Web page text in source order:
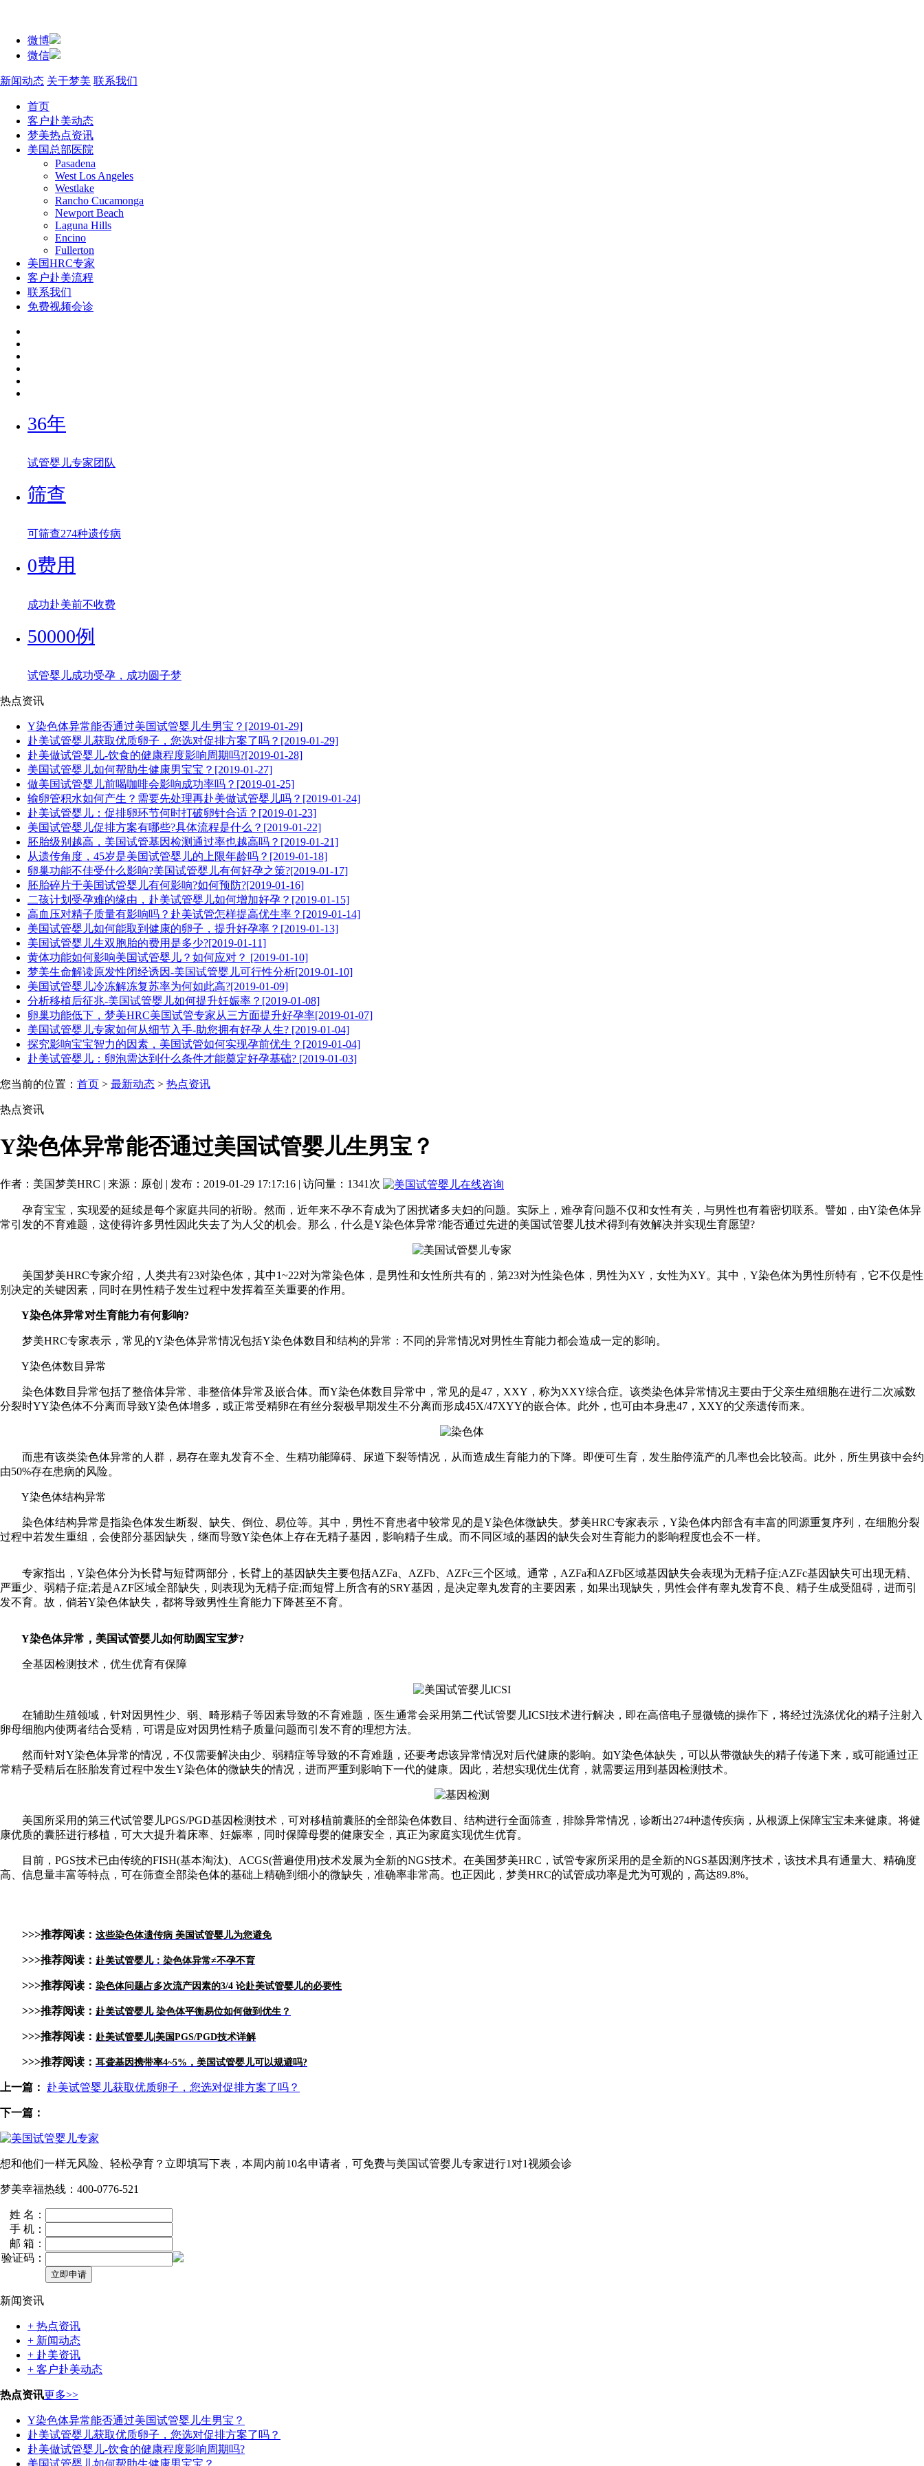
微博
微信
新闻动态 关于梦美 联系我们
首页
客户赴美动态
梦美热点资讯
美国总部医院
Pasadena
West Los Angeles
Westlake
Rancho Cucamonga
Newport Beach
Laguna Hills
Encino
Fullerton
美国HRC专家
客户赴美流程
联系我们
免费视频会诊
36年
试管婴儿专家团队
筛查
可筛查274种遗传病
0费用
成功赴美前不收费
50000例
试管婴儿成功受孕，成功圆子梦
热点资讯
Y染色体异常能否通过美国试管婴儿生男宝？[2019-01-29]
赴美试管婴儿获取优质卵子，您选对促排方案了吗？[2019-01-29]
赴美做试管婴儿-饮食的健康程度影响周期吗?[2019-01-28]
美国试管婴儿如何帮助生健康男宝宝？[2019-01-27]
做美国试管婴儿前喝咖啡会影响成功率吗？[2019-01-25]
输卵管积水如何产生？需要先处理再赴美做试管婴儿吗？[2019-01-24]
赴美试管婴儿：促排卵环节何时打破卵针合适？[2019-01-23]
美国试管婴儿促排方案有哪些?具体流程是什么？[2019-01-22]
胚胎级别越高，美国试管基因检测通过率也越高吗？[2019-01-21]
从遗传角度，45岁是美国试管婴儿的上限年龄吗？[2019-01-18]
卵巢功能不佳受什么影响?美国试管婴儿有何好孕之策?[2019-01-17]
胚胎碎片于美国试管婴儿有何影响?如何预防?[2019-01-16]
二孩计划受孕难的缘由，赴美试管婴儿如何增加好孕？[2019-01-15]
高血压对精子质量有影响吗？赴美试管怎样提高优生率？[2019-01-14]
美国试管婴儿如何能取到健康的卵子，提升好孕率？[2019-01-13]
美国试管婴儿生双胞胎的费用是多少?[2019-01-11]
黄体功能如何影响美国试管婴儿？如何应对？ [2019-01-10]
梦美生命解读原发性闭经诱因-美国试管婴儿可行性分析[2019-01-10]
美国试管婴儿冷冻解冻复苏率为何如此高?[2019-01-09]
分析移植后征兆-美国试管婴儿如何提升妊娠率？[2019-01-08]
卵巢功能低下，梦美HRC美国试管专家从三方面提升好孕率[2019-01-07]
美国试管婴儿专家如何从细节入手-助您拥有好孕人生? [2019-01-04]
探究影响宝宝智力的因素，美国试管如何实现孕前优生？[2019-01-04]
赴美试管婴儿：卵泡需达到什么条件才能奠定好孕基础? [2019-01-03]
您当前的位置： 首页 > 最新动态 > 热点资讯
热点资讯
Y染色体异常能否通过美国试管婴儿生男宝？
作者：美国梦美HRC | 来源：原创 | 发布：2019-01-29 17:17:16 | 访问量：1341次
孕育宝宝，实现爱的延续是每个家庭共同的祈盼。然而，近年来不孕不育成为了困扰诸多夫妇的问题。实际上，难孕育问题不仅和女性有关，与男性也有着密切联系。譬如，由Y染色体异
常引发的不育难题，这使得许多男性因此失去了为人父的机会。那么，什么是Y染色体异常?能否通过先进的美国试管婴儿技术得到有效解决并实现生育愿望?
美国梦美HRC专家介绍，人类共有23对染色体，其中1~22对为常染色体，是男性和女性所共有的，第23对为性染色体，男性为XY，女性为XY。其中，Y染色体为男性所特有，它不仅是性
别决定的关键因素，同时在男性精子发生过程中发挥着至关重要的作用。
Y染色体异常对生育能力有何影响?
梦美HRC专家表示，常见的Y染色体异常情况包括Y染色体数目和结构的异常：不同的异常情况对男性生育能力都会造成一定的影响。
Y染色体数目异常
染色体数目异常包括了整倍体异常、非整倍体异常及嵌合体。而Y染色体数目异常中，常见的是47，XXY，称为XXY综合症。该类染色体异常情况主要由于父亲生殖细胞在进行二次减数
分裂时YY染色体不分离而导致Y染色体增多，或正常受精卵在有丝分裂极早期发生不分离而形成45X/47XYY的嵌合体。此外，也可由本身患47，XXY的父亲遗传而来。
而患有该类染色体异常的人群，易存在睾丸发育不全、生精功能障碍、尿道下裂等情况，从而造成生育能力的下降。即便可生育，发生胎停流产的几率也会比较高。此外，所生男孩中会约
由50%存在患病的风险。
Y染色体结构异常
染色体结构异常是指染色体发生断裂、缺失、倒位、易位等。其中，男性不育患者中较常见的是Y染色体微缺失。梦美HRC专家表示，Y染色体内部含有丰富的同源重复序列，在细胞分裂
过程中若发生重组，会使部分基因缺失，继而导致Y染色体上存在无精子基因，影响精子生成。而不同区域的基因的缺失会对生育能力的影响程度也会不一样。
专家指出，Y染色体分为长臂与短臂两部分，长臂上的基因缺失主要包括AZFa、AZFb、AZFc三个区域。通常，AZFa和AZFb区域基因缺失会表现为无精子症;AZFc基因缺失可出现无精、
严重少、弱精子症;若是AZF区域全部缺失，则表现为无精子症;而短臂上所含有的SRY基因，是决定睾丸发育的主要因素，如果出现缺失，男性会伴有睾丸发育不良、精子生成受阻碍，进而引
发不育。故，倘若Y染色体缺失，都将导致男性生育能力下降甚至不育。
Y染色体异常，美国试管婴儿如何助圆宝宝梦?
全基因检测技术，优生优育有保障
在辅助生殖领域，针对因男性少、弱、畸形精子等因素导致的不育难题，医生通常会采用第二代试管婴儿ICSI技术进行解决，即在高倍电子显微镜的操作下，将经过洗涤优化的精子注射入
卵母细胞内使两者结合受精，可谓是应对因男性精子质量问题而引发不育的理想方法。
然而针对Y染色体异常的情况，不仅需要解决由少、弱精症等导致的不育难题，还要考虑该异常情况对后代健康的影响。如Y染色体缺失，可以从带微缺失的精子传递下来，或可能通过正
常精子受精后在胚胎发育过程中发生Y染色体的微缺失的情况，进而严重到影响下一代的健康。因此，若想实现优生优育，就需要运用到基因检测技术。
美国所采用的第三代试管婴儿PGS/PGD基因检测技术，可对移植前囊胚的全部染色体数目、结构进行全面筛查，排除异常情况，诊断出274种遗传疾病，从根源上保障宝宝未来健康。将健
康优质的囊胚进行移植，可大大提升着床率、妊娠率，同时保障母婴的健康安全，真正为家庭实现优生优育。
目前，PGS技术已由传统的FISH(基本淘汰)、ACGS(普遍使用)技术发展为全新的NGS技术。在美国梦美HRC，试管专家所采用的是全新的NGS基因测序技术，该技术具有通量大、精确度
高、信息量丰富等特点，可在筛查全部染色体的基础上精确到细小的微缺失，准确率非常高。也正因此，梦美HRC的试管成功率是尤为可观的，高达89.8%。
>>>推荐阅读： 这些染色体遗传病 美国试管婴儿为您避免
>>>推荐阅读： 赴美试管婴儿：染色体异常≠不孕不育
>>>推荐阅读： 染色体问题占多次流产因素的3/4 论赴美试管婴儿的必要性
>>>推荐阅读： 赴美试管婴儿 染色体平衡易位如何做到优生？
>>>推荐阅读： 赴美试管婴儿|美国PGS/PGD技术详解
>>>推荐阅读： 耳聋基因携带率4~5%，美国试管婴儿可以规避吗?
上一篇： 赴美试管婴儿获取优质卵子，您选对促排方案了吗？
下一篇：
想和他们一样无风险、轻松孕育？立即填写下表，本周内前10名申请者，可免费与美国试管婴儿专家进行1对1视频会诊
梦美幸福热线：400-0776-521
姓 名：
手 机：
邮 箱：
验证码：
新闻资讯
+ 热点资讯
+ 新闻动态
+ 赴美资讯
+ 客户赴美动态
热点资讯更多>>
Y染色体异常能否通过美国试管婴儿生男宝？
赴美试管婴儿获取优质卵子，您选对促排方案了吗？
赴美做试管婴儿-饮食的健康程度影响周期吗?
美国试管婴儿如何帮助生健康男宝宝？